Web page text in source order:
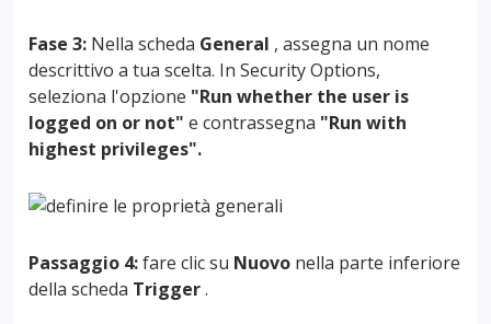
Fase 3: Nella scheda General , assegna un nome
descrittivo a tua scelta. In Security Options,
seleziona l'opzione "Run whether the user is
logged on or not" e contrassegna "Run with
highest privileges".
Passaggio 4:fare clic su Nuovo nella parte inferiore
della scheda Trigger.